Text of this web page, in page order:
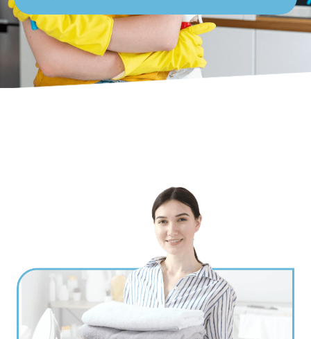
Ville*
Jardinage
Petits travaux de bricolage
Autres services